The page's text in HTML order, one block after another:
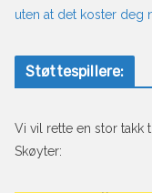
uten at det koster deg
Støttespillere:
Vi vil rette en stor takk
Skøyter: